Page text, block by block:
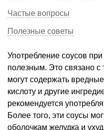
Частые вопросы
Полезные советы
Употребление соусов при
полезным. Это связано с
могут содержать
кислоту и другие
рекомендуется
Более того, эти соусы
оболочкам желудка и